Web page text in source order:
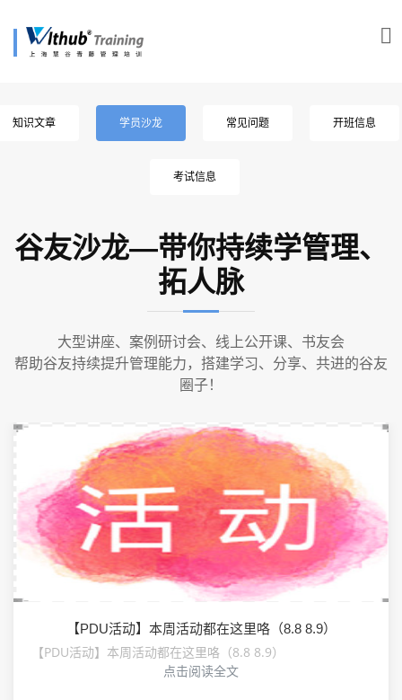
知识文章 学员沙龙 常见问题 开班信息
考试信息
谷友沙龙—带你持续学管理、
拓人脉
大型讲座、案例研讨会、线上公开课、书友会
帮助谷友持续提升管理能力，搭建学习、分享、共进的谷友
圈子！
【PDU活动】本周活动都在这里咯（8.8 8.9）
【PDU活动】本周活动都在这里咯（8.8 8.9）
点击阅读全文